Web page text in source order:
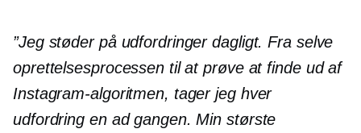
”Jeg støder på udfordringer dagligt. Fra selve
oprettelsesprocessen til at prøve at finde ud af
Instagram-algoritmen, tager jeg hver
udfordring en ad gangen. Min største